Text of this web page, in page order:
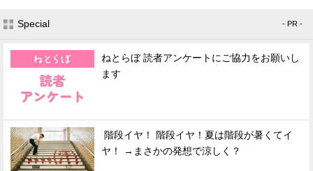
Special - PR -
ねとらぼ 読者アンケートにご協力をお願いし
ます
階段イヤ！ 階段イヤ！夏は階段が暑くてイ
ヤ！ →まさかの発想で涼しく？